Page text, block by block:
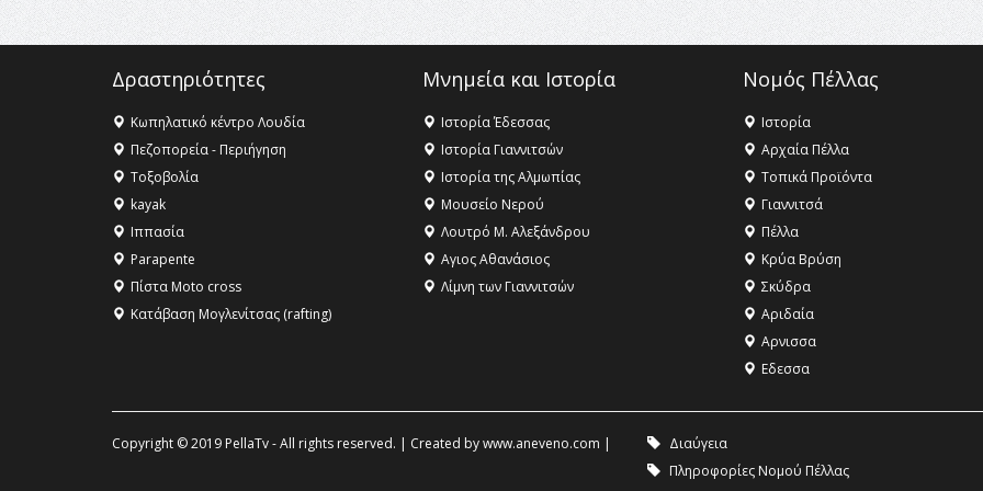
Δραστηριότητες
Κωπηλατικό κέντρο Λουδία
Πεζοπορεία - Περιήγηση
Τοξοβολία
kayak
Ιππασία
Parapente
Πίστα Moto cross
Κατάβαση Μογλενίτσας (rafting)
Μνημεία και Ιστορία
Ιστορία Έδεσσας
Ιστορία Γιαννιτσών
Ιστορία της Αλμωπίας
Μουσείο Νερού
Λουτρό Μ. Αλεξάνδρου
Αγιος Αθανάσιος
Λίμνη των Γιαννιτσών
Νομός Πέλλας
Ιστορία
Αρχαία Πέλλα
Τοπικά Προϊόντα
Γιαννιτσά
Πέλλα
Κρύα Βρύση
Σκύδρα
Αριδαία
Aρνισσα
Eδεσσα
Copyright © 2019 PellaTv - All rights reserved. | Created bywww.aneveno.com | Διαύγεια
Πληροφορίες Νομού Πέλλας